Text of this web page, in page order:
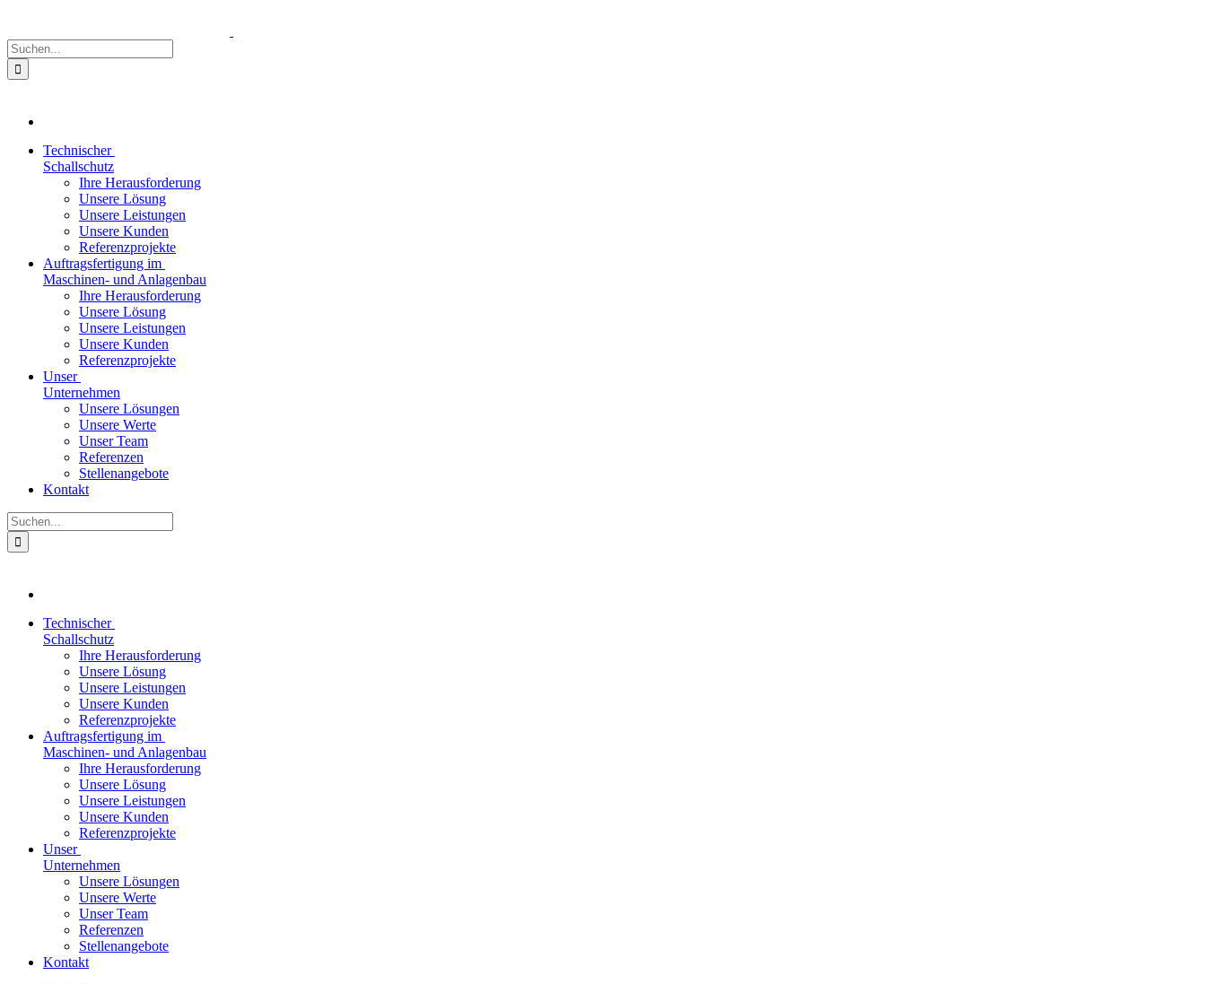
springen
Suche
nach:
Technischer
Schallschutz
Ihre Herausforderung
Unsere Lösung
Unsere Leistungen
Unsere Kunden
Referenzprojekte
Auftragsfertigung im
Maschinen- und Anlagenbau
Ihre Herausforderung
Unsere Lösung
Unsere Leistungen
Unsere Kunden
Referenzprojekte
Unser
Unternehmen
Unsere Lösungen
Unsere Werte
Unser Team
Referenzen
Stellenangebote
Kontakt
Suche
nach:
Technischer
Schallschutz
Ihre Herausforderung
Unsere Lösung
Unsere Leistungen
Unsere Kunden
Referenzprojekte
Auftragsfertigung im
Maschinen- und Anlagenbau
Ihre Herausforderung
Unsere Lösung
Unsere Leistungen
Unsere Kunden
Referenzprojekte
Unser
Unternehmen
Unsere Lösungen
Unsere Werte
Unser Team
Referenzen
Stellenangebote
Kontakt